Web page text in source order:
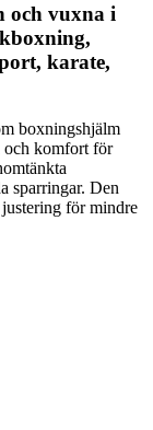
och vuxna i
karate,
boxningshjälm
och komfort för
sparringar. Den
för mindre